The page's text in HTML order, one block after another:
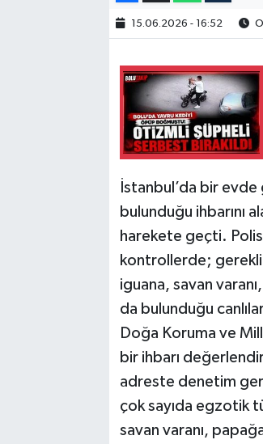
15.06.2026 - 16:52
İstanbul’da bir
bulunduğu ihbarını
harekete geçti.
kontrollerde; gerekli
iguana, savan
da bulunduğu
Doğa Koruma ve
bir ihbarı
adreste denetim
çok sayıda egzotik
savan varanı,